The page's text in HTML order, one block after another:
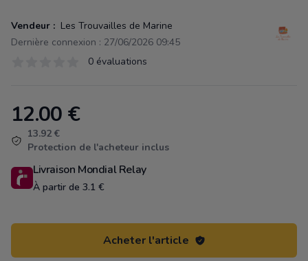
Vendeur : Les Trouvailles de Marine
Dernière connexion : 27/06/2026 09:45
0 évaluations
Product information
12.00 €
13.92 €
Protection de l'acheteur inclus
Livraison Mondial Relay
À partir de 3.1 €
Acheter l'article